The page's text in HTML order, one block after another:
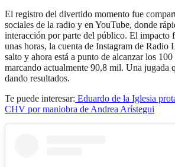
El registro del divertido momento fue
sociales de la radio y en YouTube, donde
interacción por parte del público. El impacto
unas horas, la cuenta de Instagram de Radio
salto y ahora está a punto de alcanzar los
marcando actualmente 90,8 mil. Una jugada
dando resultados.
Te puede interesar: Eduardo de la Iglesia
CHV por maniobra de Andrea Arístegui